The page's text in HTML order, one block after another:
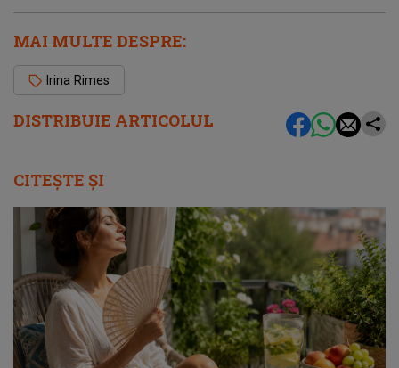
DISTRIBUIE ARTICOLUL
MAI MULTE DESPRE:
Irina Rimes
CITEȘTE ȘI